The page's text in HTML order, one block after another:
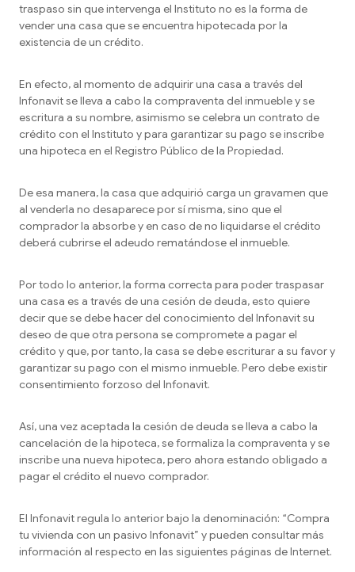
traspaso sin que intervenga el Instituto no es la forma de
vender una casa que se encuentra hipotecada por la
existencia de un crédito.
En efecto, al momento de adquirir una casa a través del
Infonavit se lleva a cabo la compraventa del inmueble y se
escritura a su nombre, asimismo se celebra un contrato de
crédito con el Instituto y para garantizar su pago se inscribe
una hipoteca en el Registro Público de la Propiedad.
De esa manera, la casa que adquirió carga un gravamen que
al venderla no desaparece por sí misma, sino que el
comprador la absorbe y en caso de no liquidarse el crédito
deberá cubrirse el adeudo rematándose el inmueble.
Por todo lo anterior, la forma correcta para poder traspasar
una casa es a través de una cesión de deuda, esto quiere
decir que se debe hacer del conocimiento del Infonavit su
deseo de que otra persona se compromete a pagar el
crédito y que, por tanto, la casa se debe escriturar a su favor y
garantizar su pago con el mismo inmueble. Pero debe existir
consentimiento forzoso del Infonavit.
Así, una vez aceptada la cesión de deuda se lleva a cabo la
cancelación de la hipoteca, se formaliza la compraventa y se
inscribe una nueva hipoteca, pero ahora estando obligado a
pagar el crédito el nuevo comprador.
El Infonavit regula lo anterior bajo la denominación: “Compra
tu vivienda con un pasivo Infonavit” y pueden consultar más
información al respecto en las siguientes páginas de Internet.